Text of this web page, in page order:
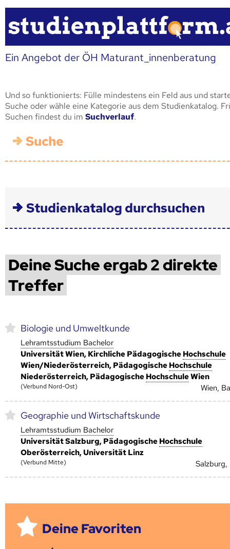
Ein Angebot der ÖH Maturant_innenberatung
Und so funktionierts: Fülle mindestens ein Feld aus und
Suche oder wähle eine Kategorie aus dem Studienkatalog.
Suchen findest du im Suchverlauf.
Suche
Studienkatalog durchsuchen
Deine Suche ergab 2 direkte
Treffer
Biologie und Umweltkunde
Lehramtsstudium Bachelor
Universität Wien, Kirchliche Pädagogische Hoch­schule
Wien/Niederösterreich, Pädagogische Hoch­schule
Niederösterreich, Pädagogische Hoch­schuleWien
(Verbund Nord-Ost) Wien,
Geographie und Wirtschaftskunde
Lehramtsstudium Bachelor
Universität Salzburg, Pädagogische Hoch­schule
Oberösterreich, Universität Linz
(Verbund Mitte) Salzburg,
Deine Favoriten